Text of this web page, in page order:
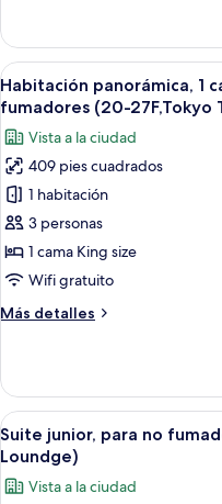
fumadores
(20-
27F,Club
Loundge
Access)
panorámica,
cama
King
para
no
fumadores
(20-
27F,Club
Access)
Abrir
todas
las
fotos
de
Habitación
panorámica,
1
cama
size,
fumadores
(20-
27F,Tokyo
Tower
29
Habitación panorámica, 1
fumadores (20-27F,Tokyo
Vista a la ciudad
409 pies cuadrados
1 habitación
3 personas
1 cama King size
Wifi gratuito
Más detalles
Más
panorámica,
cama
King
para
Abrir
todas
las
fotos
21
Suite junior, para no
Loundge)
Vista a la ciudad